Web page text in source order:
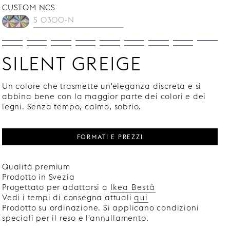
CUSTOM NCS
SILENT GREIGE
Un colore che trasmette un'eleganza discreta e si
abbina bene con la maggior parte dei colori e dei
legni. Senza tempo, calmo, sobrio.
FORMATI E PREZZI
Qualità premium
Prodotto in Svezia
Progettato per adattarsi a Ikea Bestå
Vedi i tempi di consegna attualiqui
Prodotto su ordinazione. Si applicano condizioni
speciali per il reso e l'annullamento.